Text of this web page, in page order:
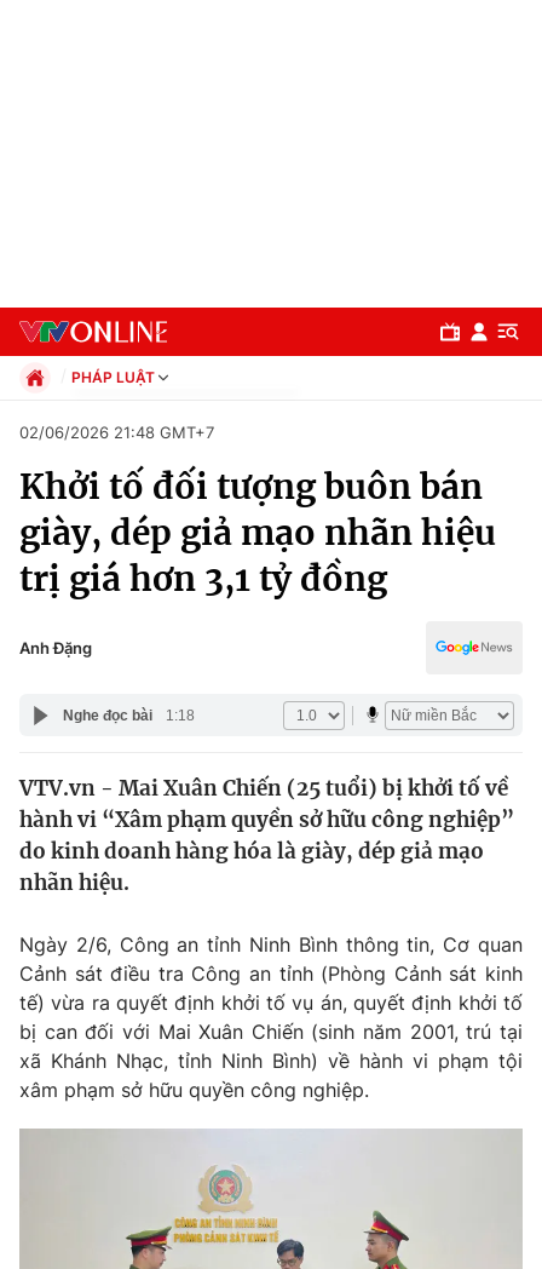
Chuyên mục
Chính trị
Thế giới
Tin tức
Câu chuyện quốc tế
Tài chính
Thị trường
Góc doanh nghiệp
Dữ liệu và đời sống
Truyền hình
Phim VTV
PHÁP LUẬT
Xã hội
Pháp luật
Thể thao
Truyền hình
Văn hóa - Giải trí
Đời sống
Giáo dục
02/06/2026 21:48 GMT+7
Khởi tố đối tượng buôn bán
giày, dép giả mạo nhãn hiệu
trị giá hơn 3,1 tỷ đồng
Anh Đặng
Nghe đọc bài 1:18
VTV.vn - Mai Xuân Chiến (25 tuổi) bị khởi tố về
hành vi “Xâm phạm quyền sở hữu công nghiệp”
do kinh doanh hàng hóa là giày, dép giả mạo
nhãn hiệu.
Ngày 2/6, Công an tỉnh Ninh Bình thông tin, Cơ quan
Cảnh sát điều tra Công an tỉnh (Phòng Cảnh sát kinh
tế) vừa ra quyết định khởi tố vụ án, quyết định khởi tố
bị can đối với Mai Xuân Chiến (sinh năm 2001, trú tại
xã Khánh Nhạc, tỉnh Ninh Bình) về hành vi phạm tội
xâm phạm sở hữu quyền công nghiệp.